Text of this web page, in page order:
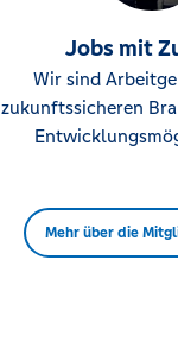
Jobs mit
Wir sind
zukunftssicheren
Mehr über die